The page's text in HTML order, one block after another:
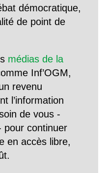
démocratique,
de point de
médias de la
Inf’OGM,
revenu
l’information
de vous -
pour continuer
en accès libre,